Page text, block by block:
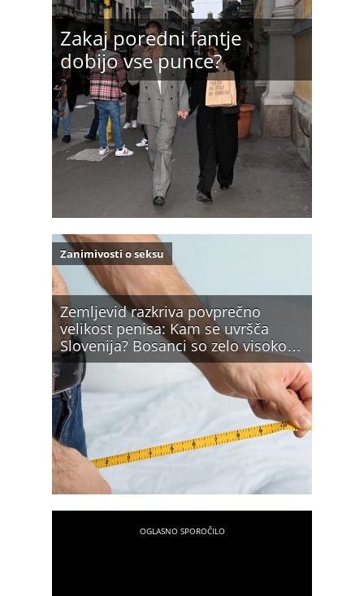
Zakaj poredni fantje
dobijo vse punce?
Zemljevid razkriva povprečno
velikost penisa: Kam se uvršča
Slovenija? Bosanci so zelo visoko…
Zanimivosti o seksu